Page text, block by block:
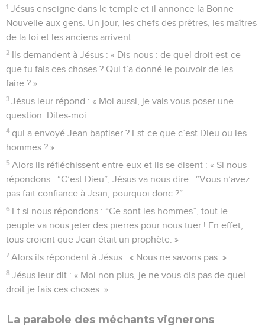
1 Jésus enseigne dans le temple et il annonce la Bonne
Nouvelle aux gens. Un jour, les chefs des prêtres, les maîtres
de la loi et les anciens arrivent.
2 Ils demandent à Jésus : « Dis-nous : de quel droit est-ce
que tu fais ces choses ? Qui t’a donné le pouvoir de les
faire ? »
3 Jésus leur répond : « Moi aussi, je vais vous poser une
question. Dites-moi :
4 qui a envoyé Jean baptiser ? Est-ce que c’est Dieu ou les
hommes ? »
5 Alors ils réfléchissent entre eux et ils se disent : « Si nous
répondons : “C’est Dieu”, Jésus va nous dire : “Vous n’avez
pas fait confiance à Jean, pourquoi donc ?”
6 Et si nous répondons : “Ce sont les hommes”, tout le
peuple va nous jeter des pierres pour nous tuer ! En effet,
tous croient que Jean était un prophète. »
7 Alors ils répondent à Jésus : « Nous ne savons pas. »
8 Jésus leur dit : « Moi non plus, je ne vous dis pas de quel
droit je fais ces choses. »
La parabole des méchants vignerons